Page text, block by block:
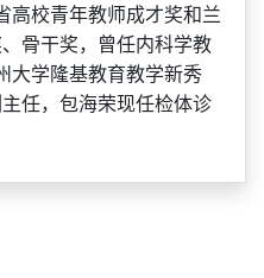
高校青年教师成才奖和兰
骨干奖，曾任内科学教
大学隆基教育教学新秀
任，包海荣现任检体诊